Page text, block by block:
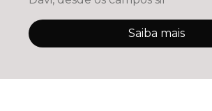
Saiba mais